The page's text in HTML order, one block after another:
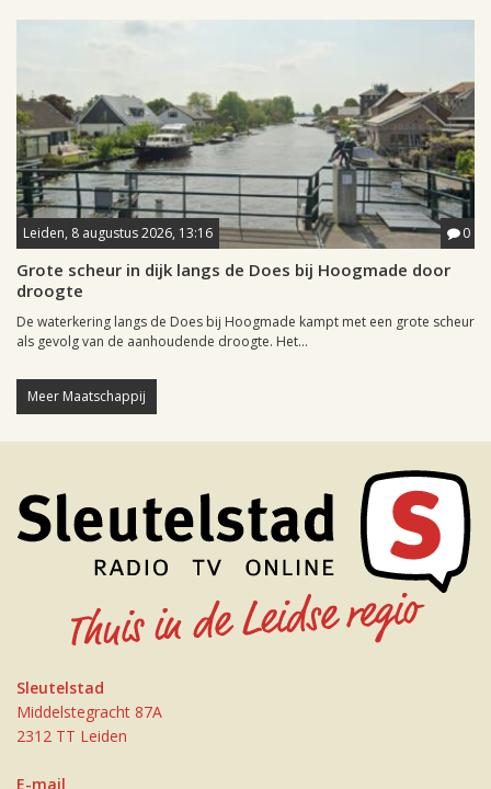
Leiden, 8 augustus 2026, 13:16 0
Grote scheur in dijk langs de Does bij Hoogmade door
droogte
De waterkering langs de Does bij Hoogmade kampt met een grote scheur
als gevolg van de aanhoudende droogte. Het...
Meer Maatschappij
Sleutelstad
Middelstegracht 87A
2312 TT Leiden
E-mail